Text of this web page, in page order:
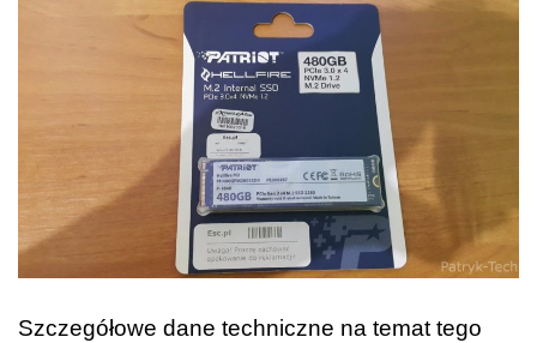
Szczegółowe dane techniczne na temat tego